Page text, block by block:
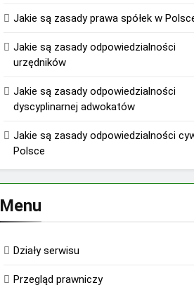
Jakie są zasady prawa spółek w
Jakie są zasady odpowiedzialności
urzędników
Jakie są zasady odpowiedzialności
dyscyplinarnej adwokatów
Jakie są zasady odpowiedzialności
Polsce
Menu
Działy serwisu
Przegląd prawniczy